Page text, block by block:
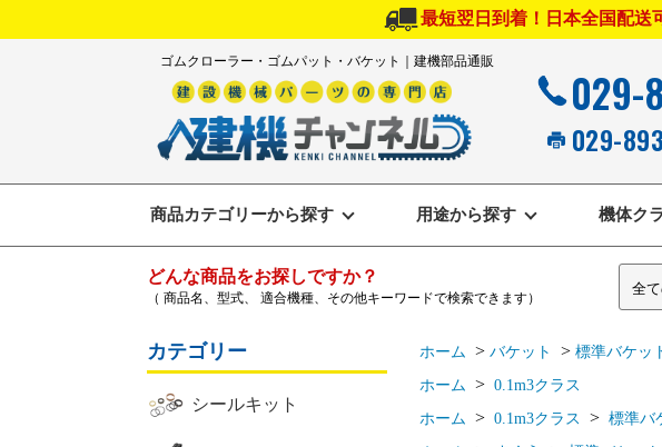
最短翌日到着！日本全国配送
ゴムクローラー・ゴムパット・バケット｜建機部品通販
029-
029-
商品カテゴリーから探す 用途から探す 機体ク
どんな商品をお探しですか？
（ 商品名、型式、 適合機種、その他キーワードで検索できます）
カテゴリー
シールキット
ホーム > バケット > 標準バケッ
ホーム > 0.1m3クラス
ホーム > 0.1m3クラス > 標準バ